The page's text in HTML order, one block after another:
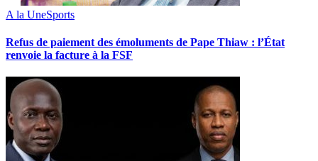
A la UneSports
Refus de paiement des émoluments de Pape Thiaw : l’État
renvoie la facture à la FSF